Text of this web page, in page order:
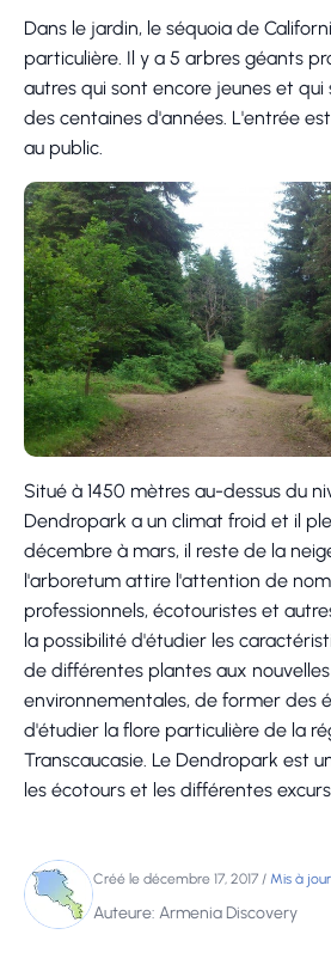
Dans le jardin, le séquoia de
particulière. Il y a 5 arbres géants
autres qui sont encore jeunes et
des centaines d'années. L'entrée
au public.
Situé à 1450 mètres au-dessus du
Dendropark a un climat froid et il
décembre à mars, il reste de la
l'arboretum attire l'attention de
professionnels, écotouristes et
la possibilité d'étudier les
de différentes plantes aux
environnementales, de former des
d'étudier la flore particulière de la
Transcaucasie. Le Dendropark est
les écotours et les différentes
Créé le décembre 17, 2017 / Mis à
Auteure: Armenia Discovery